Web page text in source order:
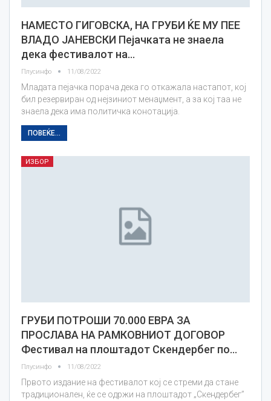
НАМЕСТО ГИГОВСКА, НА ГРУБИ ЌЕ МУ ПЕЕ
ВЛАДО ЈАНЕВСКИ Пејачката не знаела
дека фестивалот на…
Плусинфо 11/08/2022
Младата пејачка порача дека го откажала настапот, кој
бил резервиран од нејзиниот менаџмент, а за кој таа не
знаела дека има политичка конотација.
ПОВЕЌЕ...
ИЗБОР
ГРУБИ ПОТРОШИ 70.000 ЕВРА ЗА
ПРОСЛАВА НА РАМКОВНИОТ ДОГОВОР
Фестивал на плоштадот Скендербег по…
Плусинфо 11/08/2022
Првото издание на фестивалот кој се стреми да стане
традиционален, ќе се одржи на плоштадот „Скендербег”